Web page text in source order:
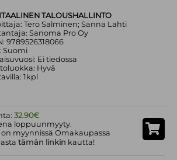
TALOUSHALLINTO
Tero Salminen; Sanna Lahti
Sanoma Pro Oy
9789526318066
Suomi
Ei tiedossa
Hyvä
1kpl
32.90€
loppuunmyyty.
myynnissä Omakaupassa
tämän linkin kautta!